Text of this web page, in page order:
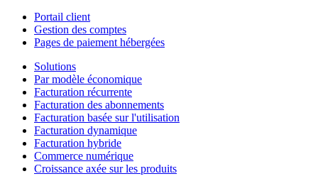
Portail client
Gestion des comptes
Pages de paiement hébergées
Solutions
Par modèle économique
Facturation récurrente
Facturation des abonnements
Facturation basée sur l'utilisation
Facturation dynamique
Facturation hybride
Commerce numérique
Croissance axée sur les produits